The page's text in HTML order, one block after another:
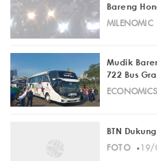
Bareng
MILENOMIC·
Mudik
722 Bus
ECONOMICS·
BTN
FOTO· 19/